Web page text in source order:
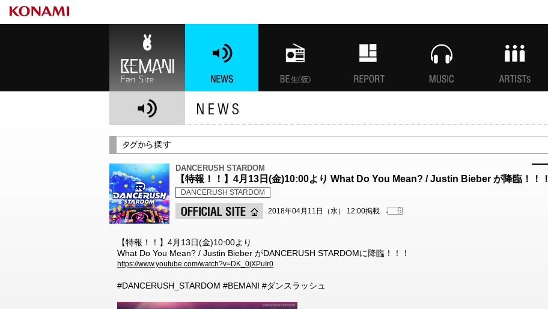
DANCERUSH STARDOM
【特報！！】4月13日(金)10:00より What Do You Mean? / Justin Bieber が降臨！！！
DANCERUSH STARDOM
2018年04月11日（水） 12:00掲載 6
【特報！！】4月13日(金)10:00より
What Do You Mean? / Justin Bieber がDANCERUSH STARDOMに降臨！！！
https://www.youtube.com/watch?v=DK_0jXPuIr0
#DANCERUSH_STARDOM #BEMANI #ダンスラッシュ